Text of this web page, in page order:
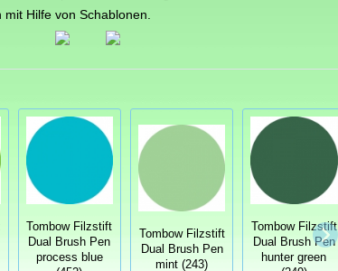
Hilfe von Schablonen.
Tombow Filzstift
Dual Brush Pen
process blue
Tombow Filzstift
Dual Brush Pen
mint (243)
Tombow Filzstift
Dual Brush Pen
hunter green